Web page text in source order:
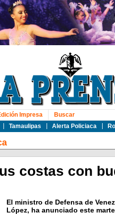
Tamaulipas Alerta Policiaca
Impresa Buscar
costas con
El ministro de Defensa de
López, ha anunciado este